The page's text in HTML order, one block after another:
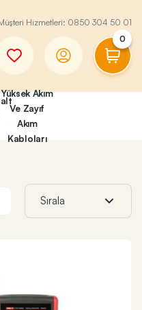
Hizmetleri: 0850 304 50 01
0
Yüksek Akım
Ve Zayıf
Akım
Kabloları